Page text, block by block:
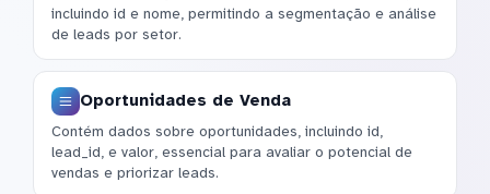
incluindo id e nome, permitindo a segmentação e análise
de leads por setor.
Oportunidades de Venda
Contém dados sobre oportunidades, incluindo id,
lead_id, e valor, essencial para avaliar o potencial de
vendas e priorizar leads.